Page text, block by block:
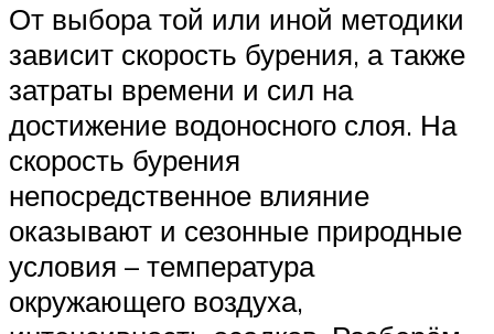
От выбора той или иной методики
зависит скорость бурения, а также
затраты времени и сил на
достижение водоносного слоя. На
скорость бурения
непосредственное влияние
оказывают и сезонные природные
условия – температура
окружающего воздуха,